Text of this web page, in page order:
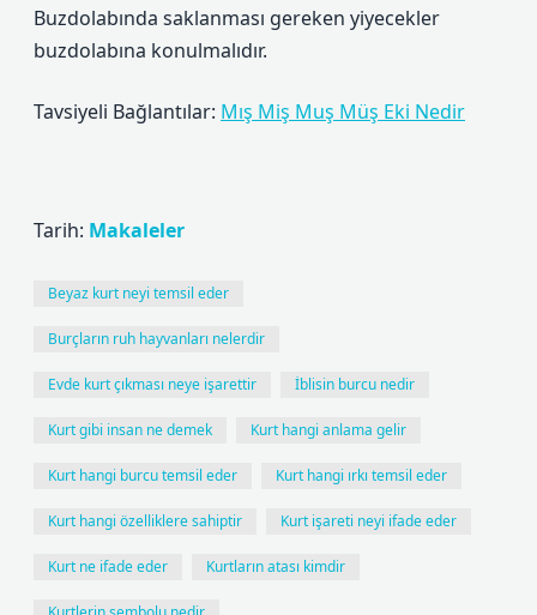
Buzdolabında saklanması gereken yiyecekler
buzdolabına konulmalıdır.
Tavsiyeli Bağlantılar: Mış Miş Muş Müş Eki Nedir
Tarih: Makaleler
Beyaz kurt neyi temsil eder
Burçların ruh hayvanları nelerdir
Evde kurt çıkması neye işarettir İblisin burcu nedir
Kurt gibi insan ne demek Kurt hangi anlama gelir
Kurt hangi burcu temsil eder Kurt hangi ırkı temsil eder
Kurt hangi özelliklere sahiptir Kurt işareti neyi ifade eder
Kurt ne ifade eder Kurtların atası kimdir